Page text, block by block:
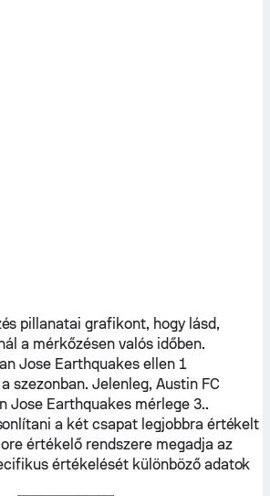
pillanatai grafikont, hogy lásd,
a mérkőzésen valós időben.
Jose Earthquakesellen 1
szezonban. Jelenleg, Austin FC
Jose Earthquakesmérlege 3..
a két csapat legjobbra értékelt
értékelő rendszere megadja az
értékelését különböző adatok